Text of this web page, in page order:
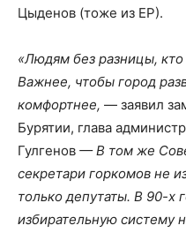
Цыденов (тоже из ЕР).
«Людям без разницы, кто
Важнее, чтобы город
комфортнее, — заявил
Бурятии, глава
Гулгенов — В том же
секретари горкомов не
только депутаты. В 90-х
избирательную систему